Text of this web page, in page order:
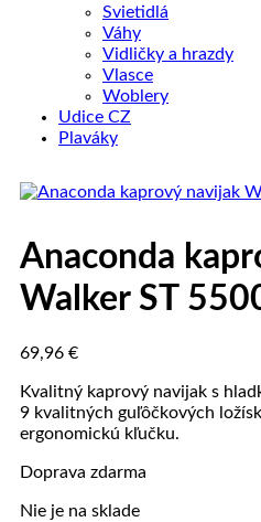
Svietidlá
Váhy
Vidličky a hrazdy
Vlasce
Woblery
Udice CZ
Plaváky
Anaconda
Walker ST
69,96 €
Kvalitný kaprový navijak s
9 kvalitných guľôčkových
ergonomickú kľučku.
Doprava zdarma
Nie je na sklade